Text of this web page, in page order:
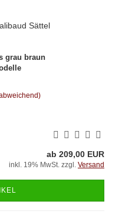
Sättel
grau braun
ab 209,00 EUR
inkl. 19% MwSt. zzgl. Versand